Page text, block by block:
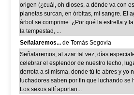
origen (¿cuál, oh dioses, a dónde va con
planetas surcan, en órbitas, mi sangre. El
árbol se comprime. ¿Por qué la estrella y
la tempestad, ...
Señalaremos... de Tomás Segovia
Señalaremos, al azar tal vez, días
celebrar el esplendor de nuestro lecho,
derrota a sí misma, donde tú te abres y yo
luchadores saben por fin que luchando se
Los sexos allí aportan...